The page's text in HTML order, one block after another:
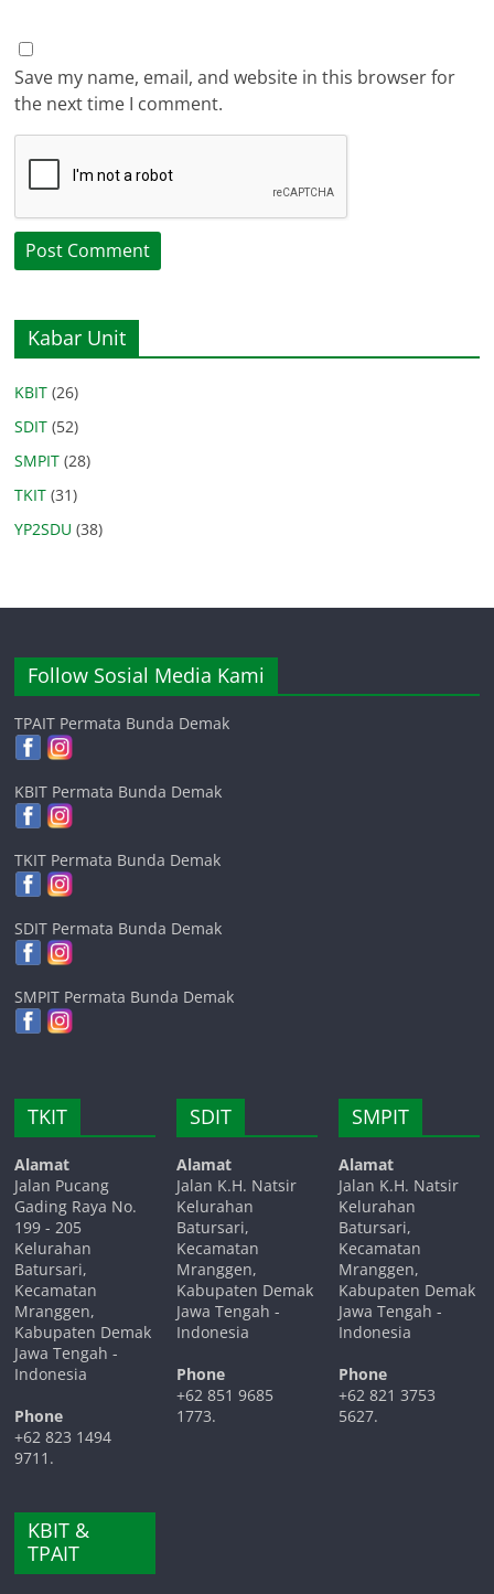
Save my name, email, and website in this browser for
the next time I comment.
Kabar Unit
KBIT (26)
SDIT (52)
SMPIT (28)
TKIT (31)
YP2SDU (38)
Follow Sosial Media Kami
TPAIT Permata Bunda Demak
KBIT Permata Bunda Demak
TKIT Permata Bunda Demak
SDIT Permata Bunda Demak
SMPIT Permata Bunda Demak
TKIT
Alamat
Jalan Pucang
Gading Raya No.
199 - 205
Kelurahan
Batursari,
Kecamatan
Mranggen,
Kabupaten Demak
Jawa Tengah -
Indonesia
Phone
+62 823 1494
9711.
KBIT &
TPAIT
SDIT
Alamat
Jalan K.H. Natsir
Kelurahan
Batursari,
Kecamatan
Mranggen,
Kabupaten Demak
Jawa Tengah -
Indonesia
Phone
+62 851 9685
1773.
SMPIT
Alamat
Jalan K.H. Natsir
Kelurahan
Batursari,
Kecamatan
Mranggen,
Kabupaten Demak
Jawa Tengah -
Indonesia
Phone
+62 821 3753
5627.